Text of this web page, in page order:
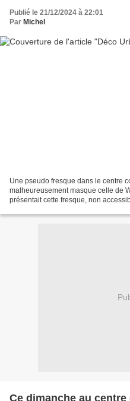
Publié le 21/12/2024 à 22:01
Par Michel
Une pseudo fresque dans le centre
malheureusement masque celle de
présentait cette fresque, non
Ce dimanche au